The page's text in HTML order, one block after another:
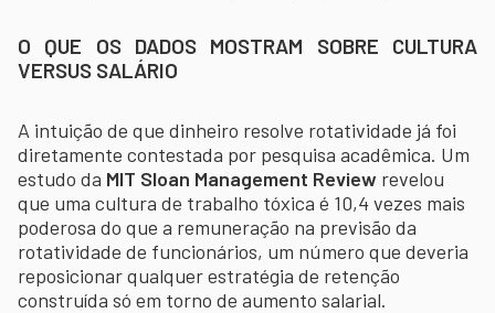
O QUE OS DADOS MOSTRAM SOBRE CULTURA
VERSUS SALÁRIO
A intuição de que dinheiro resolve rotatividade já foi
diretamente contestada por pesquisa acadêmica. Um
estudo da MIT Sloan Management Review revelou
que uma cultura de trabalho tóxica é 10,4 vezes mais
poderosa do que a remuneração na previsão da
rotatividade de funcionários, um número que deveria
reposicionar qualquer estratégia de retenção
construída só em torno de aumento salarial.